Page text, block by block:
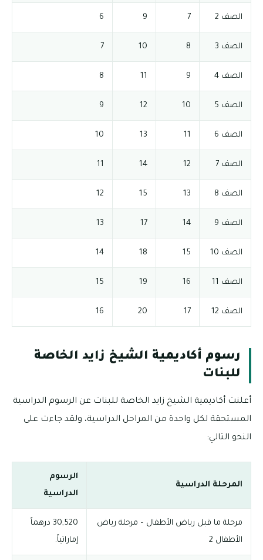
الصف 2 7
9
6
الصف 3 8
10
7
الصف 4 9
11
8
الصف 5 10
12
9
الصف 6 11
13
10
الصف 7 12
14
11
الصف 8 13
15
12
الصف 9 14
17
13
الصف 10 15
18
14
الصف 11 16
19
15
الصف 12 17
20
16
رسوم أكاديمية الشيخ زايد الخاصة
للبنات
أعلنت أكاديمية الشيخ زايد الخاصة للبنات عن الرسوم الدراسية
المستحقة لكل واحدة من المراحل الدراسية، ولقد جاءت على
النحو التالي:
المرحلة الدراسية
الرسوم
الدراسية
مرحلة ما قبل رياض الأطفال – مرحلة رياض
الأطفال 2
30,520 درهماً
إماراتياً.